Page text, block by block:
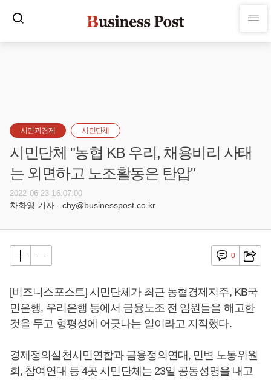
시민과경제 시민단체
시민단체 "농협 KB 우리, 채용비리 사태
는 외면하고 노조활동은 탄압"
2022-06-23 16:07:00
차화영 기자 - chy@businesspost.co.kr
0
[비즈니스포스트] 시민단체가 최근 농협경제지주, KB국
민은행, 우리은행 등에서 금융노조 전 임원들을 해고한
것을 두고 형평성에 어긋나는 일이라고 지적했다.
경제정의실천시민연합과 금융정의연대, 민변 노동위원
회, 참여연대 등 4곳 시민단체는 23일 공동성명을 내고